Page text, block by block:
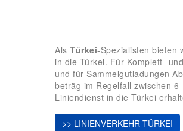
Als Türkei-Spezialisten bieten
in die Türkei. Für Komplett-
und für Sammelgutladungen
beträg im Regelfall zwischen
Liniendienst in die Türkei
>> LINIENVERKEHR TÜRKEI